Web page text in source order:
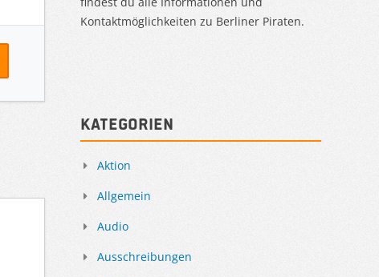
Kontaktmöglichkeiten zu Berliner Piraten.
Kategorien
Aktion
Allgemein
Audio
Ausschreibungen